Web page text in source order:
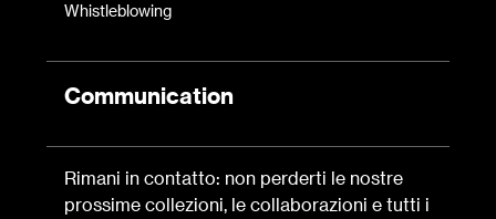
Whistleblowing
Communication
Rimani in contatto: non perderti le nostre
prossime collezioni, le collaborazioni e tutti i